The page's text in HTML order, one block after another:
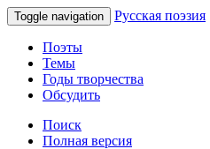
Toggle navigation Русская поэзия
Поэты
Темы
Годы творчества
Обсудить
Поиск
Полная версия